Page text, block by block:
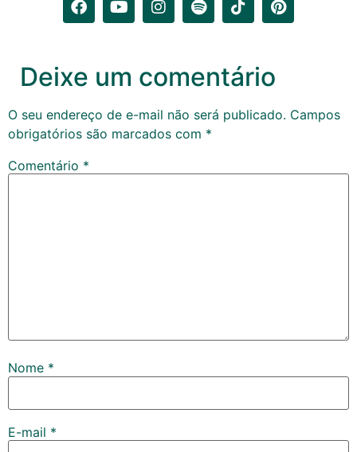
Deixe um comentário
O seu endereço de e-mail não será publicado. Campos
obrigatórios são marcados com *
Comentário *
Nome *
E-mail *